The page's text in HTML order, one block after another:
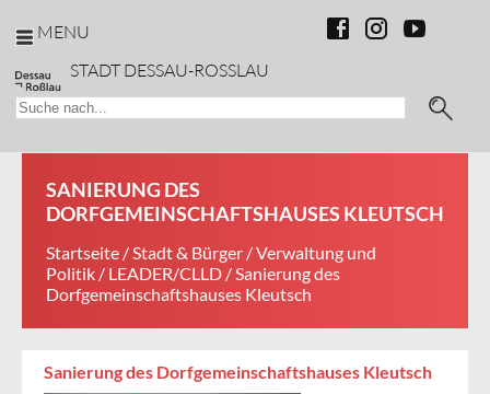
MENU
STADT DESSAU-ROSSLAU
SANIERUNG DES
DORFGEMEINSCHAFTSHAUSES KLEUTSCH
Startseite /Stadt & Bürger /Verwaltung und
Politik / LEADER/CLLD / Sanierung des
Dorfgemeinschaftshauses Kleutsch
Sanierung des Dorfgemeinschaftshauses Kleutsch